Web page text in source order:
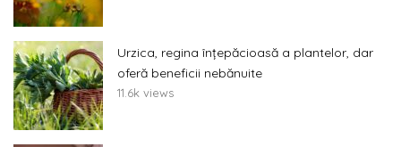
Urzica, regina înțepăcioasă a plantelor, dar
oferă beneficii nebănuite
11.6k views